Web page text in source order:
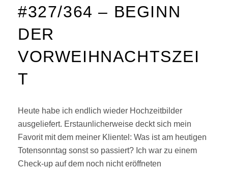
#327/364 – BEGINN
DER
VORWEIHNACHTSZEI
T
Heute habe ich endlich wieder Hochzeitbilder
ausgeliefert. Erstaunlicherweise deckt sich mein
Favorit mit dem meiner Klientel: Was ist am heutigen
Totensonntag sonst so passiert? Ich war zu einem
Check-up auf dem noch nicht eröffneten